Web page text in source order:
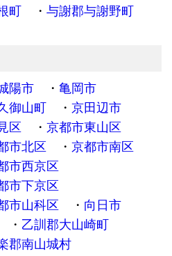
町 与謝郡与謝野町
陽市
亀岡市
御山町
京田辺市
区
京都市東山区
市北区
京都市南区
市西京区
市下京区
市山科区
向日市
乙訓郡大山崎町
郡南山城村